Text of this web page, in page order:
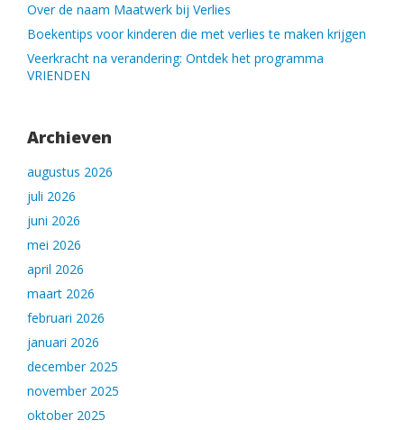
Over de naam Maatwerk bij Verlies
Boekentips voor kinderen die met verlies te maken krijgen
Veerkracht na verandering: Ontdek het programma
VRIENDEN
Archieven
augustus 2026
juli 2026
juni 2026
mei 2026
april 2026
maart 2026
februari 2026
januari 2026
december 2025
november 2025
oktober 2025